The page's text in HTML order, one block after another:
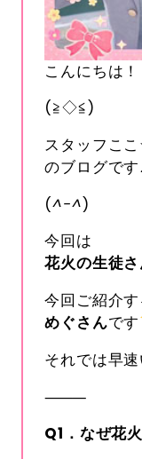
こんにちは！
(≧◇≦)
スタッフこ
のブログです
(^-^)
今回は
花火の生徒
今回ご紹介
めぐさんです
それでは早
⸻
Q1 ．なぜ花